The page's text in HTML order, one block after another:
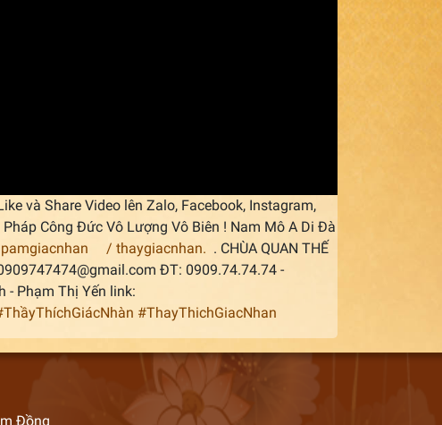
và Share Video lên Zalo, Facebook, Instagram,
Công Đức Vô Lượng Vô Biên ! Nam Mô A Di Đà
/ thaygiacnhan. . CHÙA QUAN THẾ
ĐT: 0909.74.74.74 -
- Phạm Thị Yến link:
#ThayThichGiacNhan
Đồng